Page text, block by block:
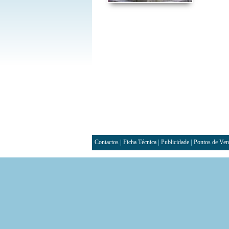
Contactos| Ficha Técnica| Publicidade| Pontos de